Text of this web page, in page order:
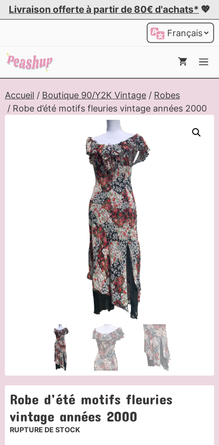
Aller
au
Livraison offerte à partir de 80€ d'achats* 💖
Choisir
une
langue
Accueil / Boutique 90/Y2K Vintage / Robes
/ Robe d’été motifs fleuries vintage années 2000
Robe d’été motifs fleuries
vintage années 2000
RUPTURE DE STOCK